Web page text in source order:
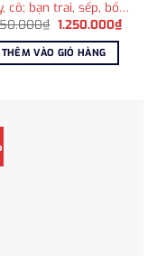
cô; bạn trai, sếp, bố…
₫ Giá
là:
1.750.000₫.
1.250.000₫Giá
hiện
THÊM VÀO GIỎ HÀNG